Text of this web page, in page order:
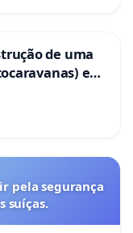
de uma
em
pela segurança
suíças.